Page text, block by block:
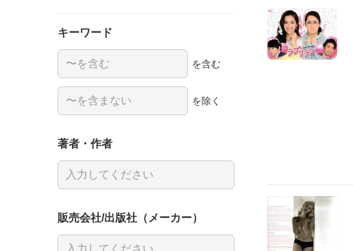
キーワード
を含む
を除く
著者・作者
販売会社/出版社（メーカー）